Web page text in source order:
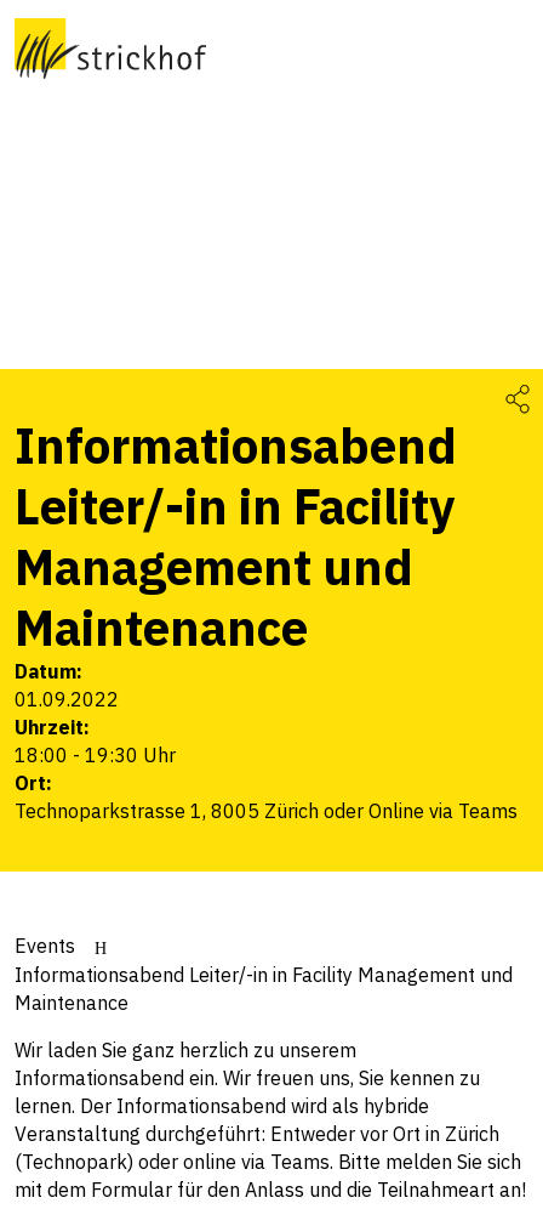
Informationsabend
Leiter/-in in Facility
Management und
Maintenance
Datum:
01.09.2022
Uhrzeit:
18:00 - 19:30 Uhr
Ort:
Technoparkstrasse 1, 8005 Zürich oder Online via Teams
Events
Informationsabend Leiter/-in in Facility Management und
Maintenance
Wir laden Sie ganz herzlich zu unserem
Informationsabend ein. Wir freuen uns, Sie kennen zu
lernen. Der Informationsabend wird als hybride
Veranstaltung durchgeführt: Entweder vor Ort in Zürich
(Technopark) oder online via Teams. Bitte melden Sie sich
mit dem Formular für den Anlass und die Teilnahmeart an!